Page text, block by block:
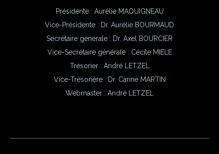
Présidente : Aurélie MAQUIGNEAU
Vice-Présidente : Dr. Aurélie BOURMAUD
Secrétaire générale : Dr. Axel BOURCIER
Vice-Secrétaire générale : Cécile MIELE
Trésorier : André LETZEL
Vice-Trésorière : Dr. Carine MARTIN
Webmaster : André LETZEL